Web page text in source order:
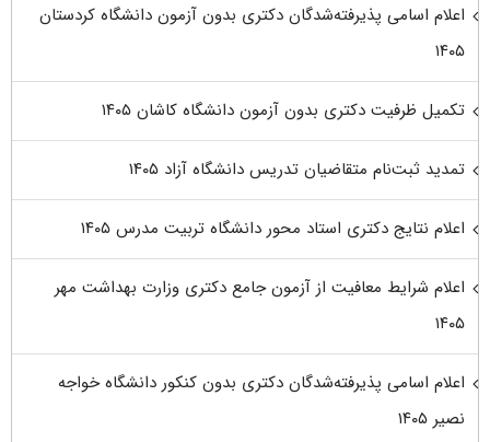
اعلام اسامی پذیرفته‌شدگان دکتری بدون آزمون دانشگاه کردستان
۱۴۰۵
تکمیل ظرفیت دکتری بدون آزمون دانشگاه کاشان ۱۴۰۵
تمدید ثبت‌نام متقاضیان تدریس دانشگاه آزاد ۱۴۰۵
اعلام نتایج دکتری استاد محور دانشگاه تربیت مدرس ۱۴۰۵
اعلام شرایط معافیت از آزمون جامع دکتری وزارت بهداشت مهر
۱۴۰۵
اعلام اسامی پذیرفته‌شدگان دکتری بدون کنکور دانشگاه خواجه
نصیر ۱۴۰۵